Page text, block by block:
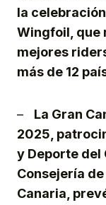
la
Wingfoil, que
mejores
más de 12
– La Gran
2025,
y Deporte del
Consejería
Canaria,